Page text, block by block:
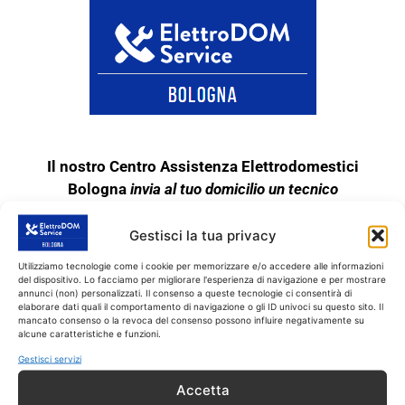
Gestisci la tua privacy
Utilizziamo tecnologie come i cookie per memorizzare e/o accedere alle informazioni
del dispositivo. Lo facciamo per migliorare l'esperienza di navigazione e per mostrare
annunci (non) personalizzati. Il consenso a queste tecnologie ci consentirà di
elaborare dati quali il comportamento di navigazione o gli ID univoci su questo sito. Il
mancato consenso o la revoca del consenso possono influire negativamente su
alcune caratteristiche e funzioni.
Gestisci servizi
Accetta
Il nostro Centro Assistenza Elettrodomestici
Bologna invia al tuo domicilio un tecnico
specializzato su tutti gli elettrodomestici di marca
. Il tecnico è preparato per fornire assistenza e
riparazione di elettrodomestici di questa marca.
Quindi se il tuo elettrodomestico è rotto, o
funziona male, chiamaci subito!!
Il tecnico interviene SOLO su tutti gli
Riparazioni Elettrodomestici garantisce
l’assistenza tecnica completa sui grandi